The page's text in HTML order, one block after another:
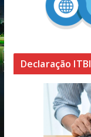
Declaração ITBI